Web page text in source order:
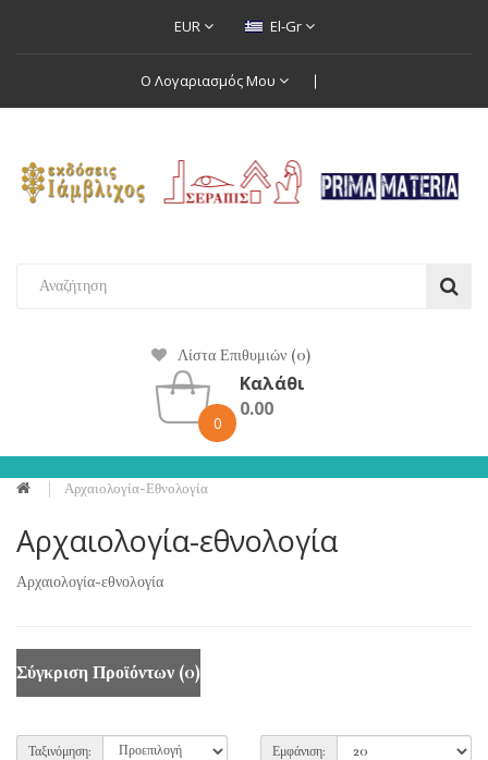
EUR El-Gr
Ο Λογαριασμός Μου
Λίστα Επιθυμιών (0)
0
Καλάθι
0.00
Αρχαιολογία-Εθνολογία
Αρχαιολογία-εθνολογία
Αρχαιολογία-εθνολογία
Σύγκριση Προϊόντων (0)
Ταξινόμηση: Εμφάνιση: